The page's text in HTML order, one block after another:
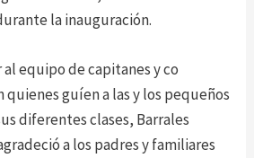
la inauguración.
equipo de capitanes y co
quienes guíen a las y los pequeños
diferentes clases, Barrales
a los padres y familiares